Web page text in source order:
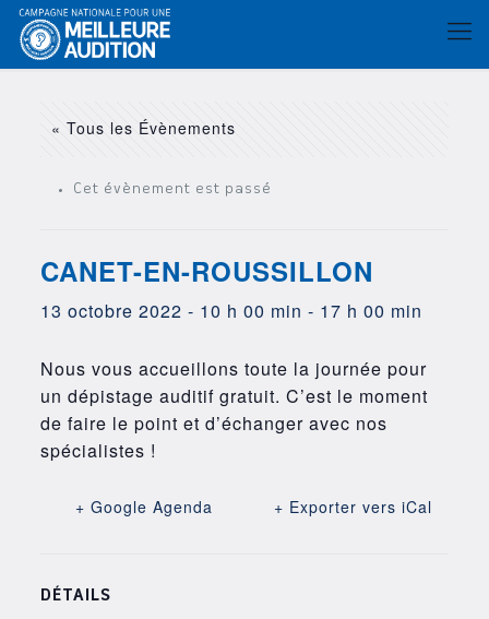
« Tous les Évènements
Cet évènement est passé
CANET-EN-ROUSSILLON
13 octobre 2022 - 10 h 00 min - 17 h 00 min
Nous vous accueillons toute la journée pour
un dépistage auditif gratuit. C’est le moment
de faire le point et d’échanger avec nos
spécialistes !
+ Google Agenda + Exporter vers iCal
DÉTAILS